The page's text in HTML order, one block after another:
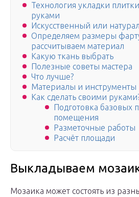
Технология укладки
руками
Искусственный или
Определяем размеры
рассчитываем материал
Какую ткань выбрать
Полезные советы мастера
Что лучше?
Материалы и инструменты
Как сделать своими
Подготовка базовых
помещения
Разметочные работы
Расчёт площади
Выкладываем
Мозаика может состоять из